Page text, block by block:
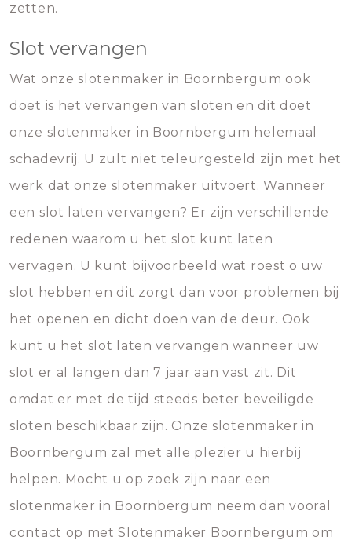
zetten.
Slot vervangen
Wat onze slotenmaker in Boornbergum ook
doet is het vervangen van sloten en dit doet
onze slotenmaker in Boornbergum helemaal
schadevrij. U zult niet teleurgesteld zijn met het
werk dat onze slotenmaker uitvoert. Wanneer
een slot laten vervangen? Er zijn verschillende
redenen waarom u het slot kunt laten
vervagen. U kunt bijvoorbeeld wat roest o uw
slot hebben en dit zorgt dan voor problemen bij
het openen en dicht doen van de deur. Ook
kunt u het slot laten vervangen wanneer uw
slot er al langen dan 7 jaar aan vast zit. Dit
omdat er met de tijd steeds beter beveiligde
sloten beschikbaar zijn. Onze slotenmaker in
Boornbergum zal met alle plezier u hierbij
helpen. Mocht u op zoek zijn naar een
slotenmaker in Boornbergum neem dan vooral
contact op met Slotenmaker Boornbergum om